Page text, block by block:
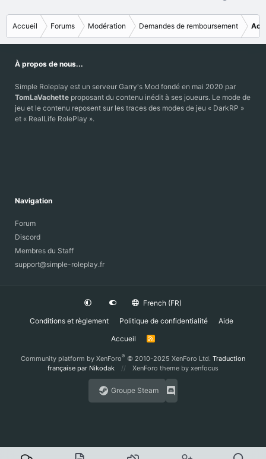
Accueil Forums Modération Demandes de remboursement
À propos de nous...
Simple Roleplay est un serveur Garry's Mod fondé en mai 2020 par
TomLaVachette proposant du contenu inédit à ses joueurs. Le mode de
jeu et le contenu reposent sur les traces des modes de jeu « DarkRP »
et « RealLife RolePlay ».
Navigation
Forum
Discord
Membres du Staff
support@simple-roleplay.fr
French (FR)
Conditions et règlement
Politique de confidentialité
Aide
Accueil
R
Community platform by XenForo® © 2010-2025 XenForo Ltd. Traduction
française par Nikodak
XenForo theme by xenfocus
Groupe Steam